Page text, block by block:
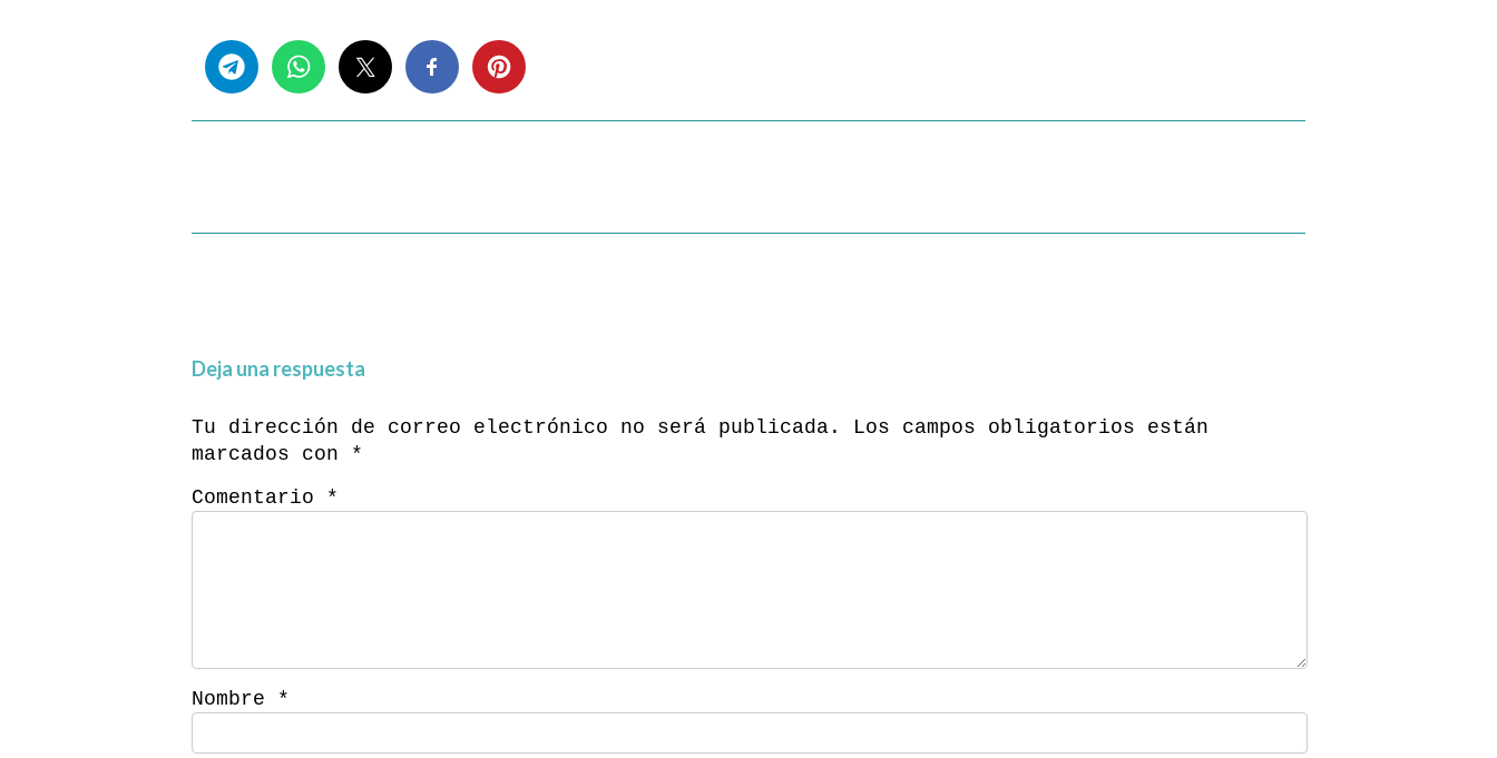
Deja una respuesta
Tu dirección de correo electrónico no será publicada.
Los campos obligatorios están
marcados con *
Comentario *
Nombre *